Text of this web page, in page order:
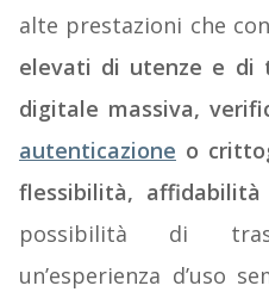
alte prestazioni che
elevati di utenze e di
digitale massiva,
autenticazione o
flessibilità,
possibilità di
un’esperienza d’uso